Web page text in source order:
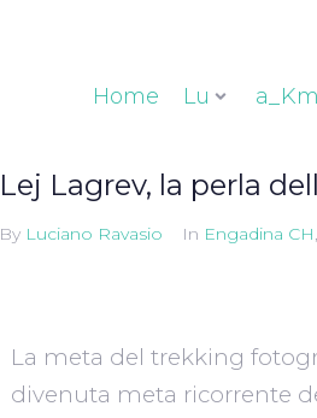
Home Lu
Lej Lagrev, la perla
By Luciano Ravasio In Engadina CH,
La meta del trekking
divenuta meta ricorrente